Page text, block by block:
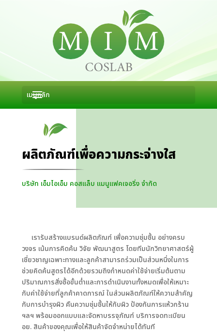
ผลิตภัณฑ์เพื่อความกระจ่างใส
บริษัท เอ็มไอเอ็ม คอสแล็บ แมนูแฟคเจอริ่ง จำกัด
เรารับสร้างแบรนด์ผลิตภัณฑ์ เพื่อความชุ่มชื้น อย่างครบ
วงจร เน้นการคิดค้น วิจัย พัฒนาสูตร โดยทีมนักวิทยาศาสตร์ผู้
เชี่ยวชาญเฉพาะทางและลูกค้าสามารถร่วมเป็นส่วนหนึ่งในการ
ช่วยคิดค้นสูตรได้อีกด้วยรวมถึงกำหนดค่าใช้จ่ายเริ่มต้นตาม
ปริมาณการสั่งซื้อขั้นต่ำและการดําเนินงานทั้งหมดเพื่อให้เหมาะ
กับค่าใช้จ่ายที่ลูกค้าคาดการณ์ ในส่วนผลิตภัณฑ์ให้ความสําคัญ
กับการบำรุงผิว คืนความชุ่มชื้นให้กับผิว ป้องกันการเเห้วกร้าน
ฯลฯ พร้อมออกแบบและจัดหาบรรจุภัณฑ์ บริการจดทะเบียน
อย. สินค้าของคุณเพื่อให้สินค้าจัดจำหน่ายได้ทันที